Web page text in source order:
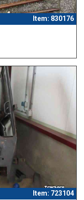
Item: 830176
Item: 723104